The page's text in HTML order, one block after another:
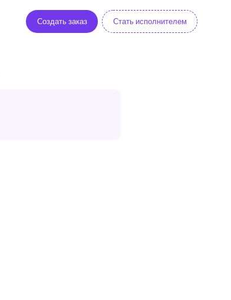
Создать заказ Стать исполнителем